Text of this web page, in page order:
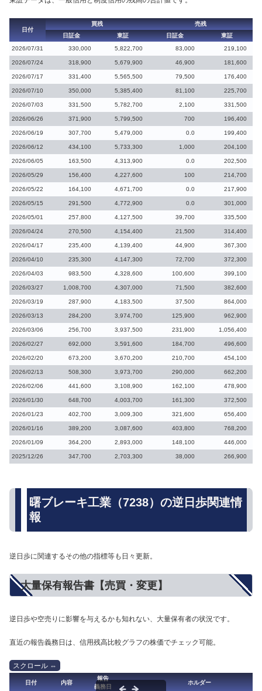
日付
買残
売残
日証金
東証 日証金
東証
2026/07/31
330,000 5,822,700 83,000 219,100
2026/07/24 318,900 5,679,900 46,900 181,600
2026/07/17 331,400 5,565,500 79,500 176,400
2026/07/10 350,000 5,385,400 81,100 225,700
2026/07/03 331,500 5,782,700 2,100 331,500
2026/06/26 371,900 5,799,500 700 196,400
2026/06/19 307,700 5,479,000 0.0 199,400
2026/06/12 434,100 5,733,300 1,000 204,100
2026/06/05 163,500 4,313,900 0.0 202,500
2026/05/29 156,400 4,227,600 100 214,700
2026/05/22 164,100 4,671,700 0.0 217,900
2026/05/15 291,500 4,772,900 0.0 301,000
2026/05/01 257,800 4,127,500 39,700 335,500
2026/04/24 270,500 4,154,400 21,500 314,400
2026/04/17 235,400 4,139,400 44,900 367,300
2026/04/10 235,300 4,147,300 72,700 372,300
2026/04/03 983,500 4,328,600 100,600 399,100
2026/03/27 1,008,700 4,307,000 71,500 382,600
2026/03/19 287,900 4,183,500 37,500 864,000
2026/03/13 284,200 3,974,700 125,900 962,900
2026/03/06 256,700 3,937,500 231,900 1,056,400
2026/02/27 692,000 3,591,600 184,700 496,600
2026/02/20 673,200 3,670,200 210,700 454,100
2026/02/13 508,300 3,973,700 290,000 662,200
2026/02/06 441,600 3,108,900 162,100 478,900
2026/01/30 648,700 4,003,700 161,300 372,500
2026/01/23 402,700 3,009,300 321,600 656,400
2026/01/16 389,200 3,087,600 403,800 768,200
2026/01/09 364,200 2,893,000 148,100 446,000
2025/12/26 347,700 2,703,300 38,000 266,900
曙ブレーキ工業（7238）の逆日歩関連情
報
逆日歩に関連するその他の指標等も日々更新。
大量保有報告書【売買・変更】
逆日歩や空売りに影響を与えるかも知れない、大量保有者の状況です。
直近の報告義務日は、信用残高比較グラフの株価でチェック可能。
日付 内容
報告
義務日
ホルダー